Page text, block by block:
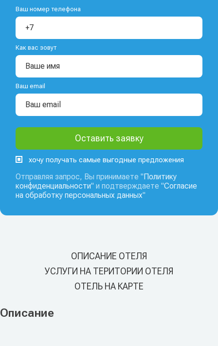
Ваш номер телефона
Как вас зовут
Ваш email
хочу получать самые выгодные предложения
Отправляя запрос, Вы принимаете " Политику
конфиденциальности" и подтверждаете "Согласие
на обработку персональных данных"
ОПИСАНИЕ ОТЕЛЯ
УСЛУГИ НА ТЕРИТОРИИ ОТЕЛЯ
ОТЕЛЬ НА КАРТЕ
Описание